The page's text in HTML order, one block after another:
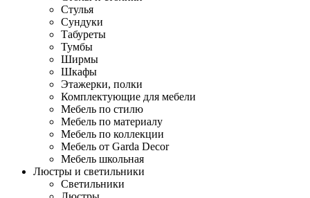
Стулья
Сундуки
Табуреты
Тумбы
Ширмы
Шкафы
Этажерки, полки
Комплектующие для мебели
Мебель по стилю
Мебель по материалу
Мебель по коллекции
Мебель от Garda Decor
Мебель школьная
Люстры и светильники
Светильники